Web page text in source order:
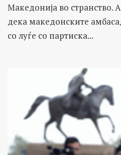
Македонија во странство.
дека македонските
со луѓе со партиска...